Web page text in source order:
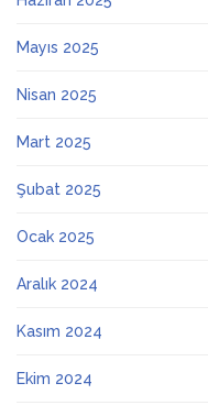
Mayıs 2025
Nisan 2025
Mart 2025
Şubat 2025
Ocak 2025
Aralık 2024
Kasım 2024
Ekim 2024